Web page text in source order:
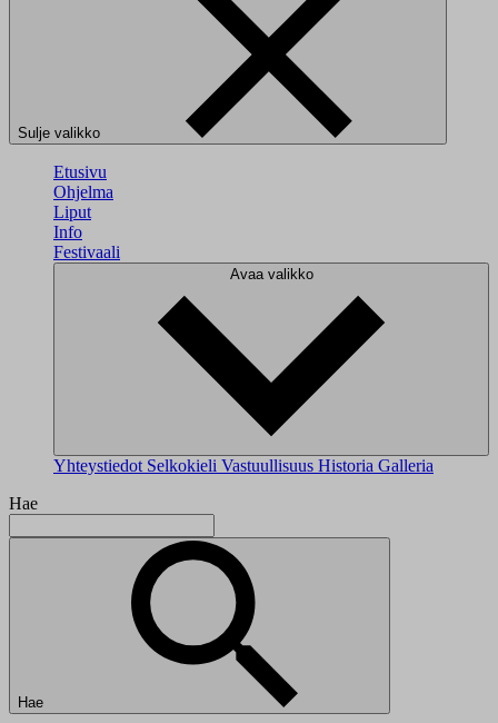
Sulje valikko
Etusivu
Ohjelma
Liput
Info
Festivaali
Avaa valikko
Yhteystiedot Selkokieli Vastuullisuus Historia Galleria
Hae
Hae